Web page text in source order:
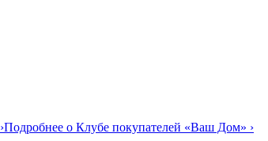
›Подробнее о Клубе покупателей «Ваш Дом» ›